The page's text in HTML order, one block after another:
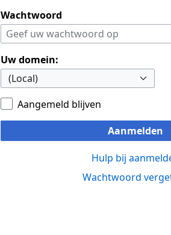
Wachtwoord
Uw domein:
Aangemeld blijven
Aanmelden
Hulp bij
Wachtwoord